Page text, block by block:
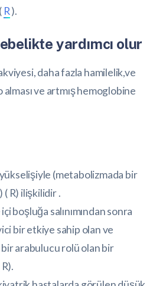
R).
yardımcı olur
daha fazla hamilelik,ve
ve artmış hemoglobine
(metabolizmada bir
( R) ilişkilidir .
boşluğa salınımından sonra
bir etkiye sahip olan ve
bir arabulucu rolü olan bir
R).